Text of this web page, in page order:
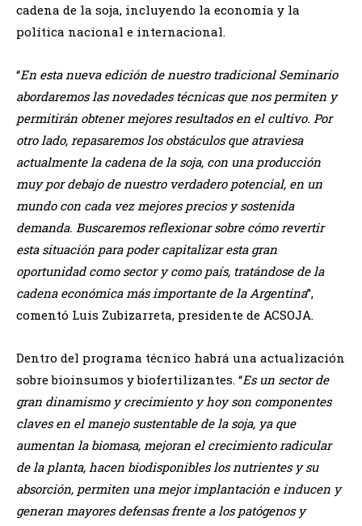
cadena de la soja, incluyendo la economía y la
política nacional e internacional.
“En esta nueva edición de nuestro tradicional Seminario
abordaremos las novedades técnicas que nos permiten y
permitirán obtener mejores resultados en el cultivo. Por
otro lado, repasaremos los obstáculos que atraviesa
actualmente la cadena de la soja, con una producción
muy por debajo de nuestro verdadero potencial, en un
mundo con cada vez mejores precios y sostenida
demanda. Buscaremos reflexionar sobre cómo revertir
esta situación para poder capitalizar esta gran
oportunidad como sector y como país, tratándose de la
cadena económica más importante de la Argentina”,
comentó Luis Zubizarreta, presidente de ACSOJA.
Dentro del programa técnico habrá una actualización
sobre bioinsumos y biofertilizantes. “Es un sector de
gran dinamismo y crecimiento y hoy son componentes
claves en el manejo sustentable de la soja, ya que
aumentan la biomasa, mejoran el crecimiento radicular
de la planta, hacen biodisponibles los nutrientes y su
absorción, permiten una mejor implantación e inducen y
generan mayores defensas frente a los patógenos y